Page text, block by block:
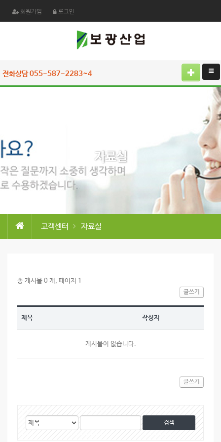
회원가입 로그인
전화상담 055-587-2283~4
자료실
고객센터 자료실
총 게시물 0 개, 페이지 1
글쓰기
제목 작성자
게시물이 없습니다.
글쓰기
게
시
검
색
색